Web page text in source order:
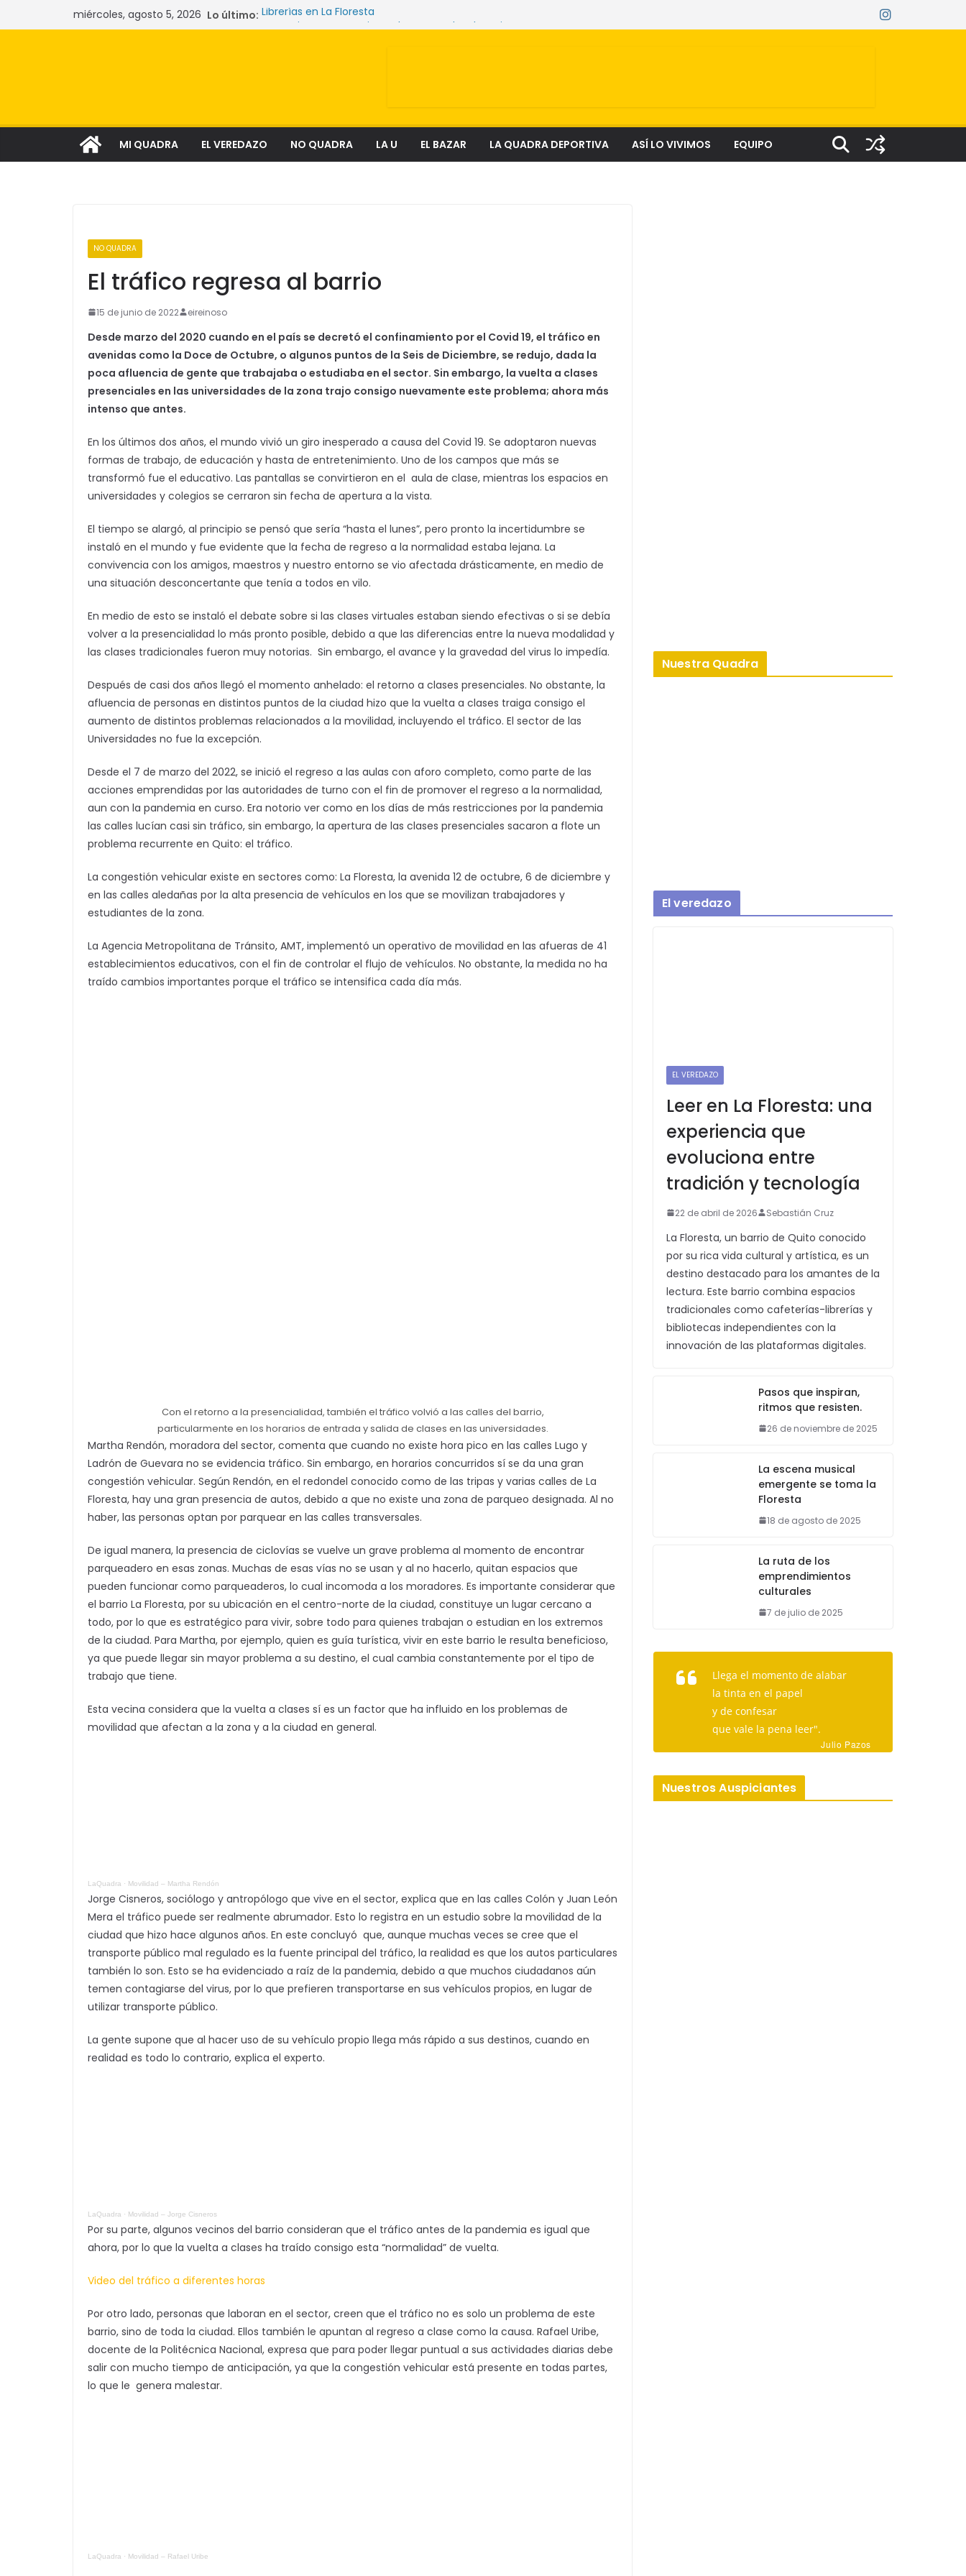
al
miércoles, agosto 5, 2026 Lo último: Librerías en La Floresta
Las mujeres que sostienen los mercados de Quito
MI QUADRA EL VEREDAZO NO QUADRA LA U EL BAZAR LA QUADRA DEPORTIVA ASÍ LO VIVIMOS EQUIPO
NO QUADRA
El tráfico regresa al barrio
15 de junio de 2022 eireinoso
Desde marzo del 2020 cuando en el país se decretó el confinamiento por el Covid 19, el tráfico en
avenidas como la Doce de Octubre, o algunos puntos de la Seis de Diciembre, se redujo, dada la
poca afluencia de gente que trabajaba o estudiaba en el sector. Sin embargo, la vuelta a clases
presenciales en las universidades de la zona trajo consigo nuevamente este problema; ahora más
intenso que antes.
En los últimos dos años, el mundo vivió un giro inesperado a causa del Covid 19. Se adoptaron nuevas
formas de trabajo, de educación y hasta de entretenimiento. Uno de los campos que más se
transformó fue el educativo. Las pantallas se convirtieron en el aula de clase, mientras los espacios en
universidades y colegios se cerraron sin fecha de apertura a la vista.
El tiempo se alargó, al principio se pensó que sería “hasta el lunes”, pero pronto la incertidumbre se
instaló en el mundo y fue evidente que la fecha de regreso a la normalidad estaba lejana. La
convivencia con los amigos, maestros y nuestro entorno se vio afectada drásticamente, en medio de
una situación desconcertante que tenía a todos en vilo.
En medio de esto se instaló el debate sobre si las clases virtuales estaban siendo efectivas o si se debía
volver a la presencialidad lo más pronto posible, debido a que las diferencias entre la nueva modalidad y
las clases tradicionales fueron muy notorias. Sin embargo, el avance y la gravedad del virus lo impedía.
Después de casi dos años llegó el momento anhelado: el retorno a clases presenciales. No obstante, la
afluencia de personas en distintos puntos de la ciudad hizo que la vuelta a clases traiga consigo el
aumento de distintos problemas relacionados a la movilidad, incluyendo el tráfico. El sector de las
Universidades no fue la excepción.
Desde el 7 de marzo del 2022, se inició el regreso a las aulas con aforo completo, como parte de las
acciones emprendidas por las autoridades de turno con el fin de promover el regreso a la normalidad,
aun con la pandemia en curso. Era notorio ver como en los días de más restricciones por la pandemia
las calles lucían casi sin tráfico, sin embargo, la apertura de las clases presenciales sacaron a flote un
problema recurrente en Quito: el tráfico.
La congestión vehicular existe en sectores como: La Floresta, la avenida 12 de octubre, 6 de diciembre y
en las calles aledañas por la alta presencia de vehículos en los que se movilizan trabajadores y
estudiantes de la zona.
La Agencia Metropolitana de Tránsito, AMT, implementó un operativo de movilidad en las afueras de 41
establecimientos educativos, con el fin de controlar el flujo de vehículos. No obstante, la medida no ha
traído cambios importantes porque el tráfico se intensifica cada día más.
Con el retorno a la presencialidad, también el tráfico volvió a las calles del barrio,
particularmente en los horarios de entrada y salida de clases en las universidades.
Martha Rendón, moradora del sector, comenta que cuando no existe hora pico en las calles Lugo y
Ladrón de Guevara no se evidencia tráfico. Sin embargo, en horarios concurridos sí se da una gran
congestión vehicular. Según Rendón, en el redondel conocido como de las tripas y varias calles de La
Floresta, hay una gran presencia de autos, debido a que no existe una zona de parqueo designada. Al no
haber, las personas optan por parquear en las calles transversales.
De igual manera, la presencia de ciclovías se vuelve un grave problema al momento de encontrar
parqueadero en esas zonas. Muchas de esas vías no se usan y al no hacerlo, quitan espacios que
pueden funcionar como parqueaderos, lo cual incomoda a los moradores. Es importante considerar que
el barrio La Floresta, por su ubicación en el centro-norte de la ciudad, constituye un lugar cercano a
todo, por lo que es estratégico para vivir, sobre todo para quienes trabajan o estudian en los extremos
de la ciudad. Para Martha, por ejemplo, quien es guía turística, vivir en este barrio le resulta beneficioso,
ya que puede llegar sin mayor problema a su destino, el cual cambia constantemente por el tipo de
trabajo que tiene.
Esta vecina considera que la vuelta a clases sí es un factor que ha influido en los problemas de
movilidad que afectan a la zona y a la ciudad en general.
LaQuadra · Movilidad – Martha Rendón
Jorge Cisneros, sociólogo y antropólogo que vive en el sector, explica que en las calles Colón y Juan León
Mera el tráfico puede ser realmente abrumador. Esto lo registra en un estudio sobre la movilidad de la
ciudad que hizo hace algunos años. En este concluyó que, aunque muchas veces se cree que el
transporte público mal regulado es la fuente principal del tráfico, la realidad es que los autos particulares
también lo son. Esto se ha evidenciado a raíz de la pandemia, debido a que muchos ciudadanos aún
temen contagiarse del virus, por lo que prefieren transportarse en sus vehículos propios, en lugar de
utilizar transporte público.
La gente supone que al hacer uso de su vehículo propio llega más rápido a sus destinos, cuando en
realidad es todo lo contrario, explica el experto.
LaQuadra · Movilidad – Jorge Cisneros
Por su parte, algunos vecinos del barrio consideran que el tráfico antes de la pandemia es igual que
ahora, por lo que la vuelta a clases ha traído consigo esta “normalidad” de vuelta.
Video del tráfico a diferentes horas
Por otro lado, personas que laboran en el sector, creen que el tráfico no es solo un problema de este
barrio, sino de toda la ciudad. Ellos también le apuntan al regreso a clase como la causa. Rafael Uribe,
docente de la Politécnica Nacional, expresa que para poder llegar puntual a sus actividades diarias debe
salir con mucho tiempo de anticipación, ya que la congestión vehicular está presente en todas partes,
lo que le genera malestar.
LaQuadra · Movilidad – Rafael Uribe
Nuestra Quadra
El veredazo
EL VEREDAZO
Leer en La Floresta: una
experiencia que
evoluciona entre
tradición y tecnología
22 de abril de 2026 Sebastián Cruz
La Floresta, un barrio de Quito conocido
por su rica vida cultural y artística, es un
destino destacado para los amantes de la
lectura. Este barrio combina espacios
tradicionales como cafeterías-librerías y
bibliotecas independientes con la
innovación de las plataformas digitales.
Pasos que inspiran,
ritmos que resisten.
26 de noviembre de 2025
La escena musical
emergente se toma la
Floresta
18 de agosto de 2025
La ruta de los
emprendimientos
culturales
7 de julio de 2025
Llega el momento de alabar
la tinta en el papel
y de confesar
que vale la pena leer".
Julio Pazos
Nuestros Auspiciantes